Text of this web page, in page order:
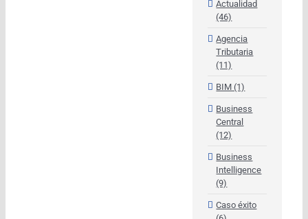
Actualidad
(46)
Agencia
Tributaria
(11)
BIM (1)
Business
Central
(12)
Business
Intelligence
(9)
Caso éxito